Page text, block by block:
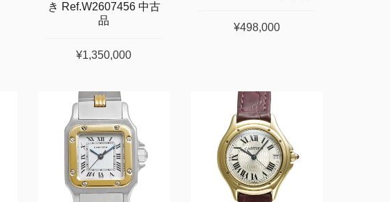
き Ref.W2607456 中古
品
¥1,350,000
¥498,000